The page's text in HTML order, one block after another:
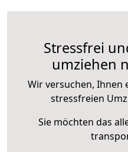
Stressfrei
umziehen
Wir versuchen, Ihnen
stressfreien
Sie möchten das